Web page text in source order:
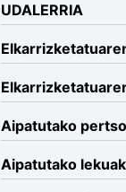
UDALERRIA
Aipatutako
Aipatutako lekuak